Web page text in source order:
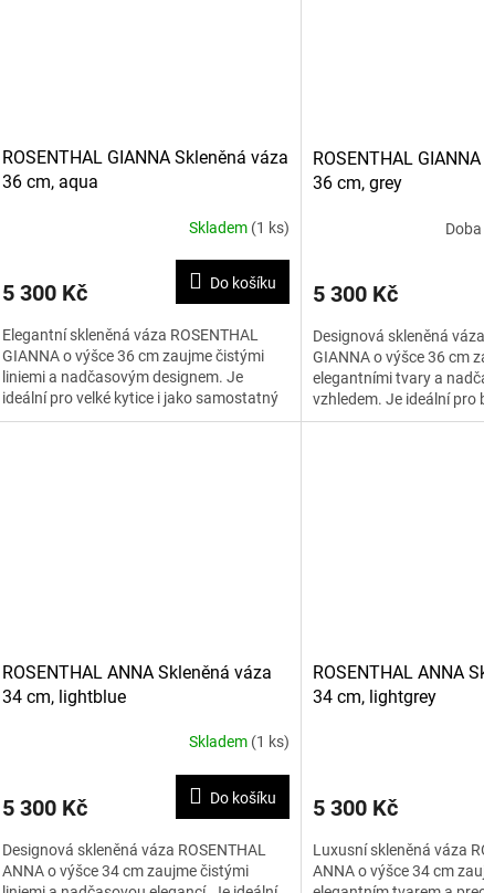
ROSENTHAL GIANNA Skleněná váza
36 cm, aqua
Skladem (1 ks)
5 300 Kč Do košíku
Elegantní skleněná váza ROSENTHAL
GIANNA o výšce 36 cm zaujme čistými
liniemi a nadčasovým designem. Je
ideální pro velké kytice i jako samostatný
dekorativní prvek moderního...
ROSENTHAL
36 cm, grey
5 300 Kč
Designová skleněná váza
GIANNA o výšce 36 cm
elegantními tvary a
vzhledem. Je ideální pro
vazby i jako výrazný
ROSENTHAL ANNA Skleněná váza
34 cm, lightblue
Skladem (1 ks)
5 300 Kč Do košíku
Designová skleněná váza ROSENTHAL
ANNA o výšce 34 cm zaujme čistými
ROSENTHAL ANNA
34 cm, lightgrey
5 300 Kč
Luxusní skleněná váza
ANNA o výšce 34 cm